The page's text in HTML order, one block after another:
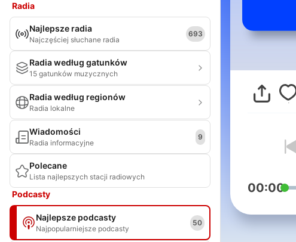
Radia
Najlepsze radia
Najczęściej słuchane radia
693
Radia według gatunków
15 gatunków muzycznych
Radia według regionów
Radia lokalne
Wiadomości
Radia informacyjne
9
Polecane
Lista najlepszych stacji radiowych
Podcasty
Najlepsze podcasty
Najpopularniejsze podcasty
50
00:00